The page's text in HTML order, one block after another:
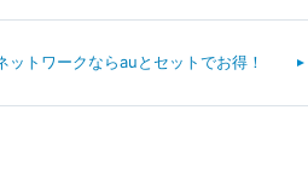
ットワークならauとセットでお得！